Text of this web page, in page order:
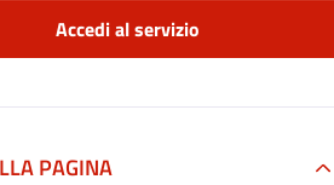
Accedi al servizio
PAGINA